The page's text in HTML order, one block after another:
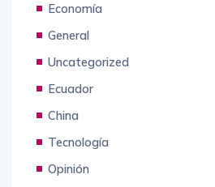
Economía
General
Uncategorized
Ecuador
China
Tecnología
Opinión